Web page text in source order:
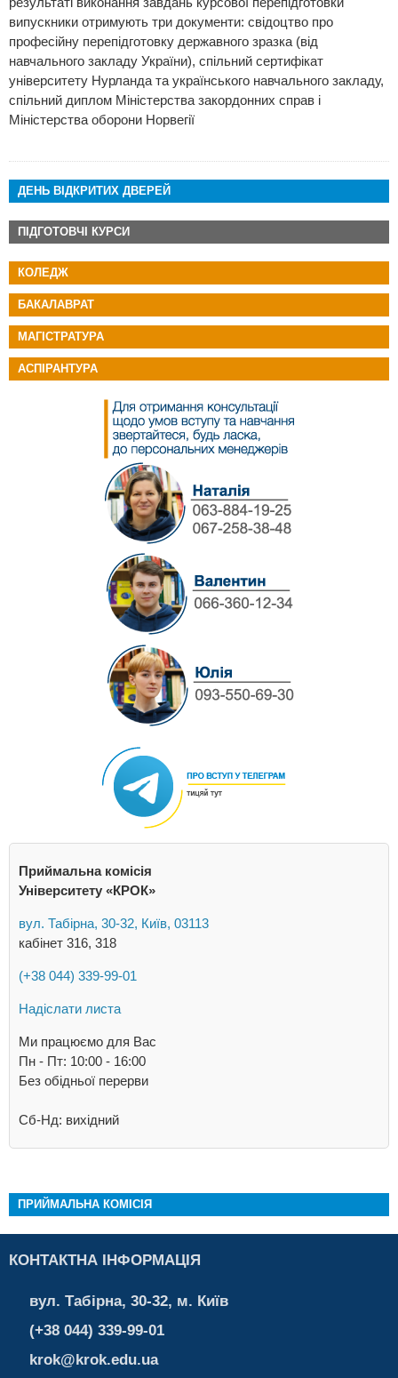
випускники отримують три документи: свідоцтво про
професійну перепідготовку державного зразка (від
навчального закладу України), спільний сертифікат
університету Нурланда та українського навчального закладу,
спільний диплом Міністерства закордонних справ і
Міністерства оборони Норвегії
ДЕНЬ ВІДКРИТИХ ДВЕРЕЙ
ПІДГОТОВЧІ КУРСИ
КОЛЕДЖ
БАКАЛАВРАТ
МАГІСТРАТУРА
АСПІРАНТУРА
Приймальна комісія
Університету «КРОК»
вул. Табірна, 30-32, Київ, 03113
кабінет 316, 318
(+38 044) 339-99-01
Надіслати листа
Ми працюємо для Вас
Пн - Пт: 10:00 - 16:00
Без обідньої перерви
Сб-Нд: вихідний
ПРИЙМАЛЬНА КОМІСІЯ
КОНТАКТНА ІНФОРМАЦІЯ
вул. Табірна, 30-32, м. Київ
(+38 044) 339-99-01
krok@krok.edu.ua